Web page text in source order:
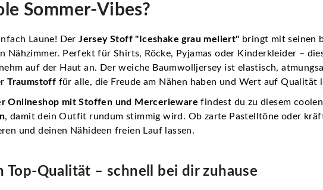
Sommer-Vibes?
Laune! DerJersey Stoff "Iceshake grau meliert" bringt mit seinen
Nähzimmer. Perfekt für Shirts, Röcke, Pyjamas oder Kinderkleider –
auf der Haut an. Der weiche Baumwolljersey ist elastisch,
Traumstoff für alle, die Freude am Nähen haben und Wert auf Qualität
Onlineshop mit Stoffen und Mercerieware findest du zu diesem
, damit dein Outfit rundum stimmig wird. Ob zarte Pastelltöne oder
und deinen Nähideen freien Lauf lassen.
Top-Qualität – schnell bei dir zuhause